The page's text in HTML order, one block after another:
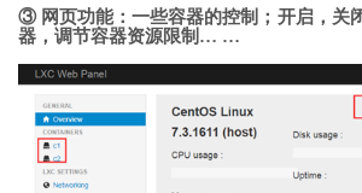
③ 网页功能：一些容器的控制；开启，关
器，调节容器资源限制… …